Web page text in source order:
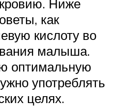
Ниже
как
кислоту во
малыша.
оптимальную
употреблять
целях.